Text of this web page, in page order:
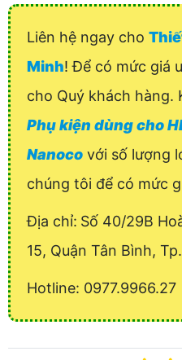
Liên hệ ngay cho
Minh! Để có mức giá
cho Quý khách hàng.
Phụ kiện dùng cho
Nanoco với số lượng
chúng tôi để có mức
Địa chỉ: Số 40/29B
15, Quận Tân Bình,
Hotline: 0977.9966.27